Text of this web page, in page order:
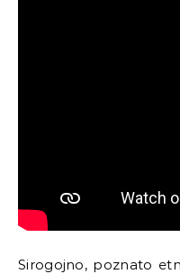
Sirogojno, poznato